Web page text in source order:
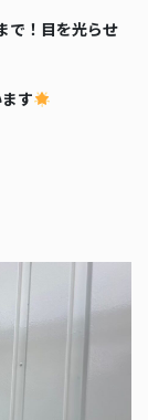
で！目を光らせ
す